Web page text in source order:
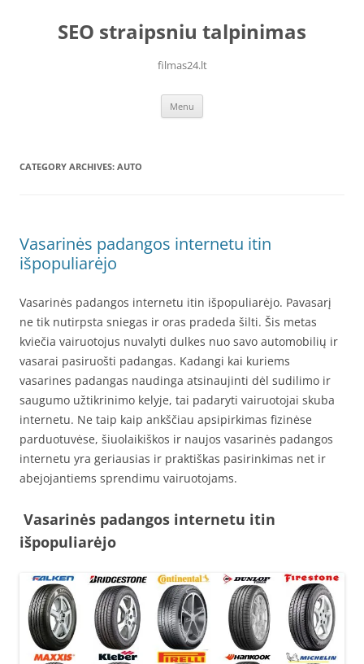
contentSEO straipsniu talpinimas
filmas24.lt
Menu
CATEGORY ARCHIVES: AUTO
Vasarinės padangos internetu itin
išpopuliarėjo
Vasarinės padangos internetu itin išpopuliarėjo. Pavasarį
ne tik nutirpsta sniegas ir oras pradeda šilti. Šis metas
kviečia vairuotojus nuvalyti dulkes nuo savo automobilių ir
vasarai pasiruošti padangas. Kadangi kai kuriems
vasarines padangas naudinga atsinaujinti dėl sudilimo ir
saugumo užtikrinimo kelyje, tai padaryti vairuotojai skuba
internetu. Ne taip kaip ankščiau apsipirkimas fizinėse
parduotuvėse, šiuolaikiškos ir naujos vasarinės padangos
internetu yra geriausias ir praktiškas pasirinkimas net ir
abejojantiems sprendimu vairuotojams.
Vasarinės padangos internetu itin
išpopuliarėjo